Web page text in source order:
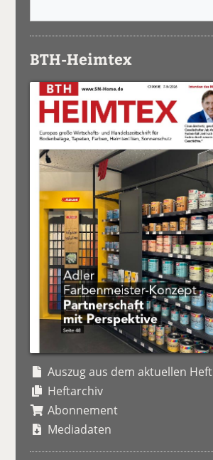
BTH-Heimtex
Auszug aus dem aktuellen Heft
Heftarchiv
Abonnement
Mediadaten